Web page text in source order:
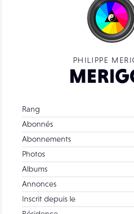
PHILIPPE
Rang
Abonnés
Abonnements
Photos
Albums
Annonces
Inscrit depuis le